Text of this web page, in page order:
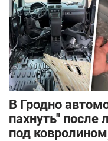
В Гродно
пахнуть" после
под